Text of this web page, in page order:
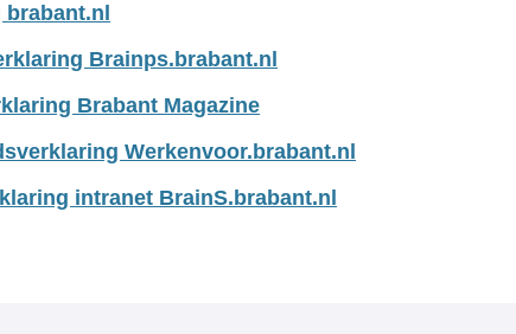
Brainps.brabant.nl
Brabant Magazine
Werkenvoor.brabant.nl
intranet BrainS.brabant.nl